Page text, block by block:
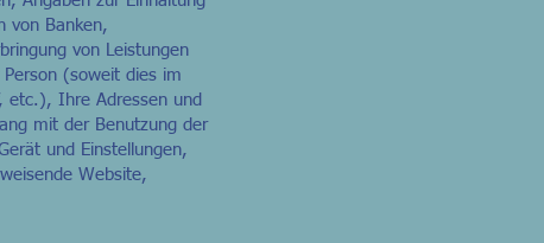
von Banken,
von Leistungen
(soweit dies im
etc.), Ihre Adressen und
mit der Benutzung der
und Einstellungen,
Website,